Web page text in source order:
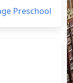
Preschool